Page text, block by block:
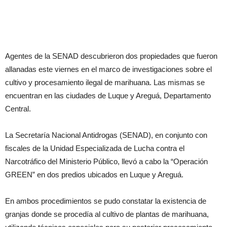
Agentes de la SENAD descubrieron dos propiedades que fueron
allanadas este viernes en el marco de investigaciones sobre el
cultivo y procesamiento ilegal de marihuana. Las mismas se
encuentran en las ciudades de Luque y Areguá, Departamento
Central.
La Secretaría Nacional Antidrogas (SENAD), en conjunto con
fiscales de la Unidad Especializada de Lucha contra el
Narcotráfico del Ministerio Público, llevó a cabo la “Operación
GREEN” en dos predios ubicados en Luque y Areguá.
En ambos procedimientos se pudo constatar la existencia de
granjas donde se procedía al cultivo de plantas de marihuana,